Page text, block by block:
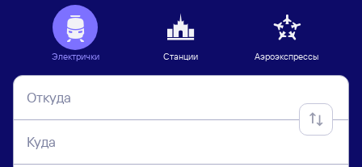
Электрички Станции Аэроэкспрессы
Откуда
Куда